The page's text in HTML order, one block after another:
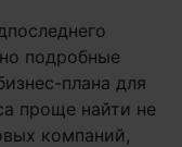
подробные
плана для
проще найти не
компаний,